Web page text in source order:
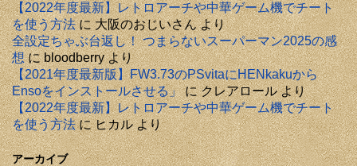
【2022年度最新】レトロアーチや中華ゲーム機でチート
を使う方法に大阪のおじいさんより
全設定ちゃぶ台返し！ つまらないスーパーマン2025の感
想にbloodberryより
【2021年度最新版】FW3.73のPSvitaにHENkakuから
Ensoをインストールさせる」にクレアロールより
【2022年度最新】レトロアーチや中華ゲーム機でチート
を使う方法にヒカルより
アーカイブ